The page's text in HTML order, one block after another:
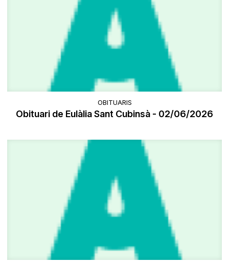
OBITUARIS
Obituari de Eulàlia Sant Cubinsà - 02/06/2026